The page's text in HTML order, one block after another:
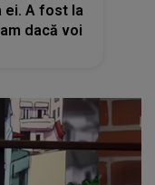
ei. A fost la
dacă voi